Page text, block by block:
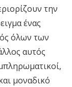
την
ένας
όλων των
αυτός
μοναδικό